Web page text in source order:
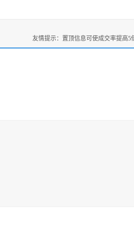
友情提示：置顶信息可使成交率提高5